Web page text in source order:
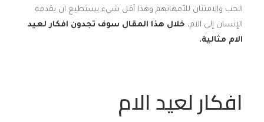
الحب والامتنان للأمهاتهم وهذا أقل شيء يستطيع ان يقدمه
الإنسان إلى الام، خلال هذا المقال سوف تجدون افكار لعيد
الام مثالية.
افكار لعيد الام